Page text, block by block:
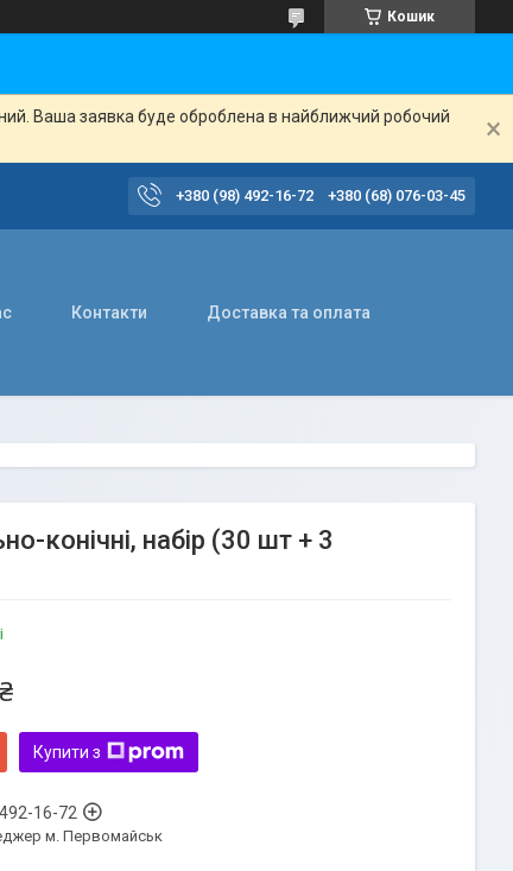
Кошик
Ваша заявка буде оброблена в найближчий робочий
+380 (98) 492-16-72 +380 (68) 076-03-45
Контакти Доставка та оплата
конічні, набір (30 шт + 3
Купити з
16-72
м. Первомайськ